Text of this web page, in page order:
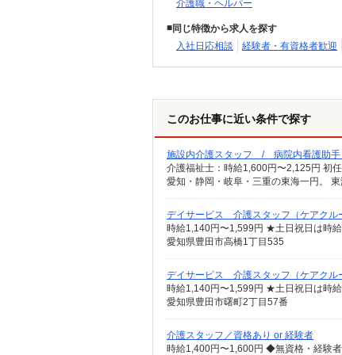
介護職・ヘルパー
同じ特徴から求人を探す
入社日応相談
経験者・有資格者歓迎
このお仕事に近い条件で探す
施設内介護スタッフ / 病院内看護助
愛知・静岡・岐阜・三重の東海一円。
デイサービス 介護スタッフ（ケアクル
時給1,140円〜1,599円 ★土日祝日は時
愛知県豊田市高橋1丁目535
デイサービス 介護スタッフ（ケアクル
時給1,140円〜1,599円 ★土日祝日は時
愛知県豊田市曙町2丁目57番
介護スタッフ／資格あり or 経験者